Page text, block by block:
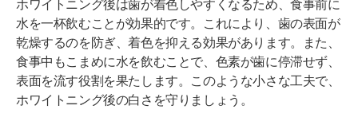
ホワイトニング後は歯が着色しやすくなるため、食事前に
水を一杯飲むことが効果的です。これにより、歯の表面が
乾燥するのを防ぎ、着色を抑える効果があります。また、
食事中もこまめに水を飲むことで、色素が歯に停滞せず、
表面を流す役割を果たします。このような小さな工夫で、
ホワイトニング後の白さを守りましょう。